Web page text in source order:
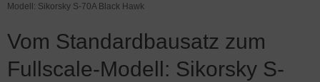
Modell: Sikorsky S-70A Black Hawk
Vom Standardbausatz zum
Fullscale-Modell: Sikorsky S-